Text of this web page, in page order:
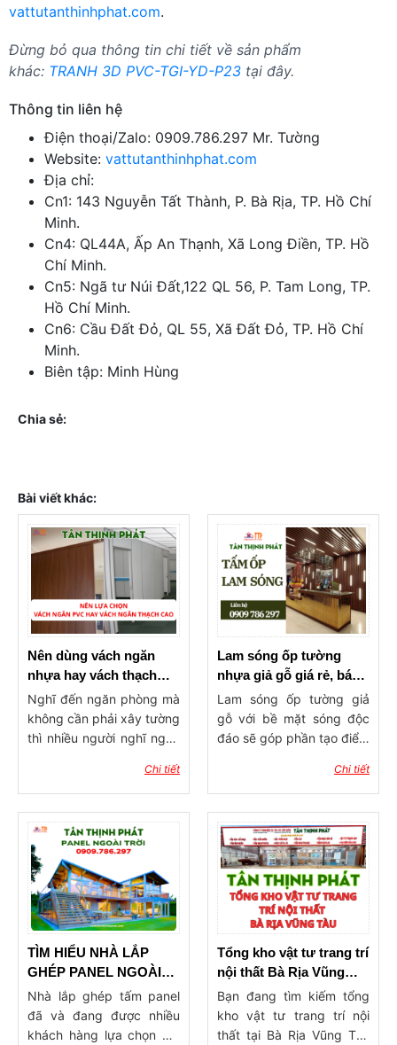
vattutanthinhphat.com.
Đừng bỏ qua thông tin chi tiết về sản phẩm
khác: TRANH 3D PVC-TGI-YD-P23 tại đây.
Thông tin liên hệ
Điện thoại/Zalo: 0909.786.297 Mr. Tường
Website: vattutanthinhphat.com
Địa chỉ:
Cn1: 143 Nguyễn Tất Thành, P. Bà Rịa, TP. Hồ Chí
Minh.
Cn4: QL44A, Ấp An Thạnh, Xã Long Điền, TP. Hồ
Chí Minh.
Cn5: Ngã tư Núi Đất,122 QL 56, P. Tam Long, TP.
Hồ Chí Minh.
Cn6: Cầu Đất Đỏ, QL 55, Xã Đất Đỏ, TP. Hồ Chí
Minh.
Biên tập: Minh Hùng
Chia sẻ:
Bài viết khác:
Nên dùng vách ngăn
nhựa hay vách thạch
cao ngăn phòng?
Nghĩ đến ngăn phòng mà
không cần phải xây tường
thì nhiều người nghĩ ngay
biến hiện nay đó là vách
ngăn nhựa và vách thạch
cao. Vậy nên dùng vách
ngăn nhựa hay vách
thạch cao ngăn phòng?
Hãy cùng vật tư Tân
Thịnh Phát tham khảo qua
bài viết dưới đây để tìm ra
giải pháp làm vách ngăn
phòng phù hợp nhẩt cho
ngôi nhà của mình nhé!
Chi tiết
Lam sóng ốp tường
nhựa giả gỗ giá rẻ, báo
giá lam ốp tường, trần
Lam sóng ốp tường giả
gỗ với bề mặt sóng độc
đáo sẽ góp phần tạo điểm
trình xây dựng. Sản phẩm
có tính ứng dụng rộng rãi,
được dùng trong trang trí
ốp tường, ốp trần với ưu
điểm độ bền cao, khả
năng chống chịu thời tiết
tốt, mang đến không gian
sống tinh tế, hiện đại và
đẳng cấp.
Chi tiết
TÌM HIỂU NHÀ LẮP
GHÉP PANEL NGOÀI
TRỜI
Nhà lắp ghép tấm panel
đã và đang được nhiều
khách hàng lựa chọn bởi
Tổng kho vật tư trang trí
nội thất Bà Rịa Vũng
Tàu – Uy tín, đa dạng,
giá tận gốc
Bạn đang tìm kiếm tổng
kho vật tư trang trí nội
thất tại Bà Rịa Vũng Tàu